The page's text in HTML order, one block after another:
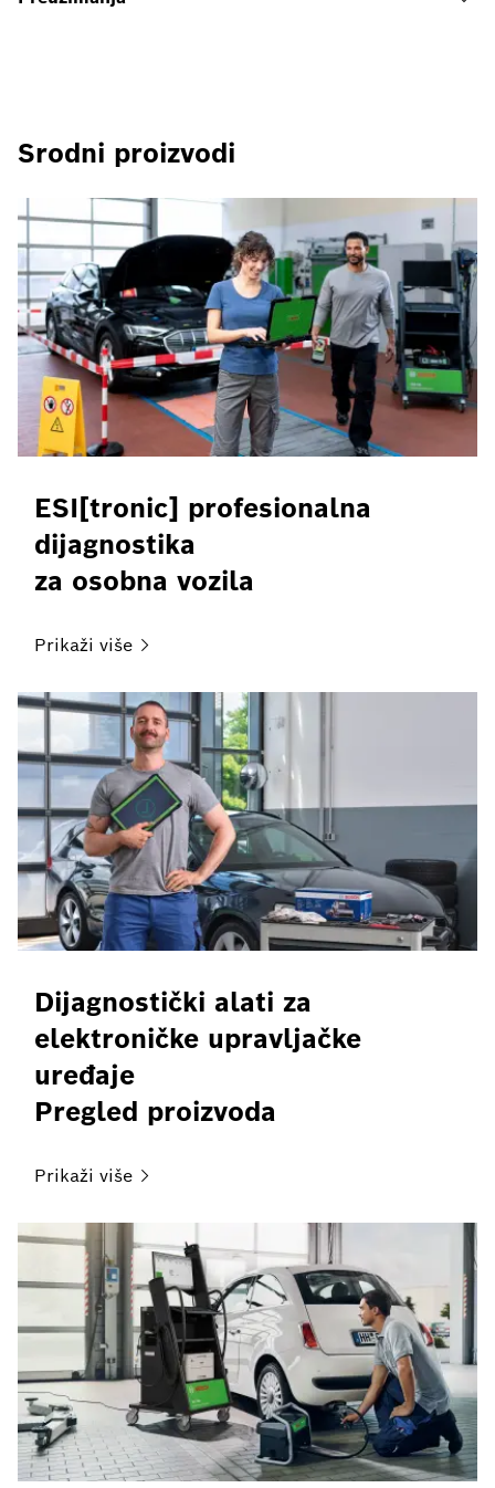
Srodni proizvodi
ESI[tronic] profesionalna
dijagnostika
za osobna vozila
Prikaži više
Dijagnostički alati za
elektroničke upravljačke
uređaje
Pregled proizvoda
Prikaži više